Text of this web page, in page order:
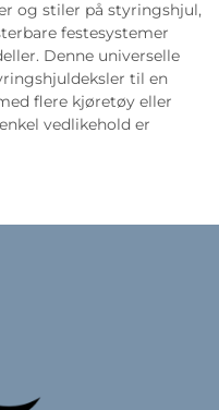
og stiler på styringshjul,
festesystemer
Denne universelle
til en
flere kjøretøy eller
vedlikehold er